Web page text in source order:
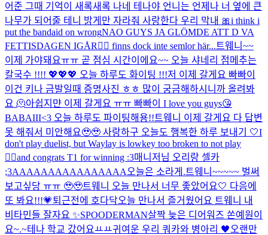
어준 그때 기억이 새록새록 나네 테나야 언니는 언제나 너 옆에 큰
나무가 되어줄 테니 밝게만 자라줘 사랑한다 우리 막내 🎀i think i
put the bandaid on wrongNAO GUYS JA GLÖMDE ATT D VA
FETTISDAGEN IGÅR🧍‍♀️ finns dock inte semlor här...트웨니~~
이제 가야돼요ㅠㅠ 곧 점심 시간이에요~~ 오늘 샤네리 점메추는
칼국수 !!!! 💖💖💖 오늘 하루도 화이팅 !!!저 이제 갈게요 빠빠이
이건 키나 금발일때 증명사진 ㅎㅎ 많이 궁금해하시니까 올려봐
요 🫠아쉽지먄 이제 갈게요 ㅠㅠ 빠빠이 I love you guys😘
BABAIII<3 오늘 하루도 파이팅해용!!트웨니 이제 갈게요 다 답변
못 해줘서 미안해요🥹🥹 사랑하구 오늘도 행복한 하루 보내기 🤍I
don't play duelist, but Waylay is lowkey too broken to not play
🧍‍♀️and congrats T1 for winning :3매니저님 오리랑 셀카
;3AAAAAAAAAAAAAAAA 오늘은 소라게.트웨니~~~~~ 벌써
보고싶당 ㅠㅠ 🥹🥹트웨니 오늘 만나서 너무 좋았어요🤍 다음에
또 봐요!!!💗퇴근전에 호다닥오늘 만나서 즐거웠어요 트웨니 내
비타민들 잘자요 ✨️SPOODERMAN살짝 늦은 디어워즈 쏜예원이
요~.~테나 학교 갔어요ㅛㅛ귀여운 우리 쿼카와 병아리 🖤 오랜만